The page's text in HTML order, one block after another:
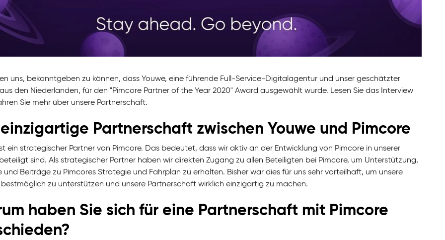
uns, bekanntgeben zu können, dass Youwe, eine führende Full-Service-Digitalagentur und unser geschätzter
den Niederlanden, für den "Pimcore Partner of the Year 2020" Award ausgewählt wurde. Lesen Sie das Interview
Sie mehr über unsere Partnerschaft.
Partnerschaft zwischen Youwe und Pimcore
ein strategischer Partner von Pimcore. Das bedeutet, dass wir aktiv an der Entwicklung von Pimcore in unserer
sind. Als strategischer Partner haben wir direkten Zugang zu allen Beteiligten bei Pimcore, um Unterstützung,
und Beiträge zu Pimcores Strategie und Fahrplan zu erhalten. Bisher war dies für uns sehr vorteilhaft, um unsere
bestmöglich zu unterstützen und unsere Partnerschaft wirklich einzigartig zu machen.
haben Sie sich für eine Partnerschaft mit Pimcore